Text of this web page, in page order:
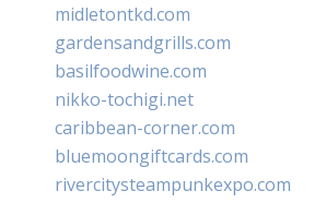
midletontkd.com
gardensandgrills.com
basilfoodwine.com
nikko-tochigi.net
caribbean-corner.com
bluemoongiftcards.com
rivercitysteampunkexpo.com